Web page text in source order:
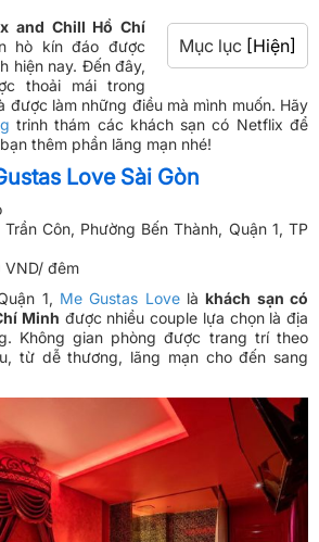
Mục lục [Hiện]
and Chill Hồ Chí
hò kín đáo được
hiện nay. Đến đây,
thoải mái trong
được làm những điều mà mình muốn. Hãy
trinh thám các khách sạn có Netflix để
thêm phần lãng mạn nhé!
Love Sài Gòn
Côn, Phường Bến Thành, Quận 1, TP
đêm
1, Me Gustas Lovelàkhách sạn có
Minh được nhiều couple lựa chọn là địa
Không gian phòng được trang trí theo
từ dễ thương, lãng mạn cho đến sang